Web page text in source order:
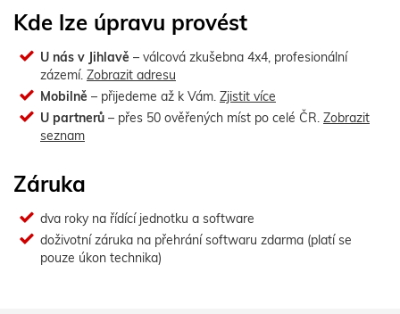
Kde lze úpravu provést
U nás v Jihlavě – válcová zkušebna 4x4, profesionální
zázemí. Zobrazit adresu
Mobilně – přijedeme až k Vám. Zjistit více
U partnerů – přes 50 ověřených míst po celé ČR. Zobrazit
seznam
Záruka
dva roky na řídící jednotku a software
doživotní záruka na přehrání softwaru zdarma (platí se
pouze úkon technika)